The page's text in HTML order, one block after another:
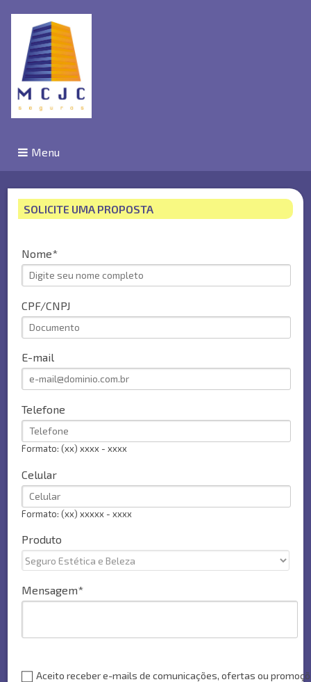
Menu
SOLICITE UMA PROPOSTA
Nome
CPF/CNPJ
E-mail
Telefone
Formato: (xx) xxxx - xxxx
Celular
Formato: (xx) xxxxx - xxxx
Produto
Mensagem
Aceito receber e-mails de comunicações, ofertas ou